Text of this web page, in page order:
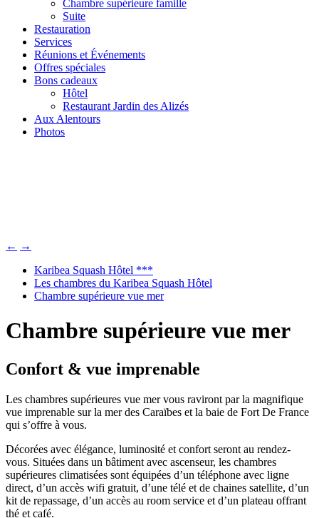
Chambre supérieure famille
Suite
Restauration
Services
Réunions et Événements
Offres spéciales
Bons cadeaux
Hôtel
Restaurant Jardin des Alizés
Aux Alentours
Photos
← →
Karibea Squash Hôtel ***
Les chambres du Karibea Squash Hôtel
Chambre supérieure vue mer
Chambre supérieure vue mer
Confort & vue imprenable
Les chambres supérieures vue mer vous raviront par la magnifique
vue imprenable sur la mer des Caraïbes et la baie de Fort De France
qui s’offre à vous.
Décorées avec élégance, luminosité et confort seront au rendez-
vous. Situées dans un bâtiment avec ascenseur, les chambres
supérieures climatisées sont équipées d’un téléphone avec ligne
direct, d’un accès wifi gratuit, d’une télé et de chaines satellite, d’un
kit de repassage, d’un accès au room service et d’un plateau offrant
thé et café.